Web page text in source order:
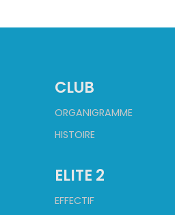
CLUB
ORGANIGRAMME
HISTOIRE
ELITE 2
EFFECTIF